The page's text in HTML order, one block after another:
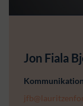
Jon Fiala